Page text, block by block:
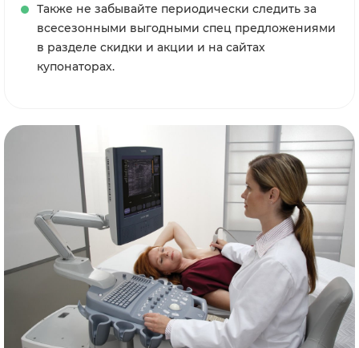
Также не забывайте периодически следить за
всесезонными выгодными спец предложениями
в разделе скидки и акции и на сайтах
купонаторах.